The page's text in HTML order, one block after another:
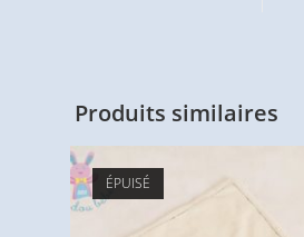
Produits similaires
ÉPUISÉ